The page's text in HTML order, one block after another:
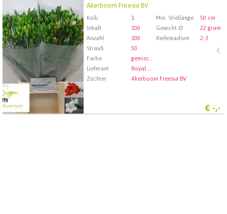
Akerboom Freesia BV
Kolli 1 Min. Stiellänge
50 cm
Inhalt
100 Gewicht Ø
22 gram
Anzahl
100 Reifestadium
2-3
Strauß
50
Farbe
gemischt
Lieferant
Royal FloraHolland Aalsmeer
Züchter
Akerboom Freesia BV
€ -,-
Wählen Sie zuerst ein Abfartdatum.